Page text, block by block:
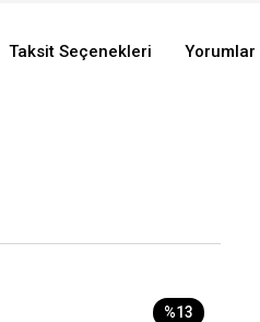
Taksit Seçenekleri Yorumlar
%13